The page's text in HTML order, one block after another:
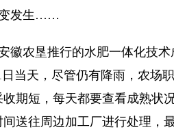
变发生……
农垦推行的水肥一体化技术
当天，尽管仍有降雨，农场
期短，每天都要查看成熟状
送往周边加工厂进行处理，